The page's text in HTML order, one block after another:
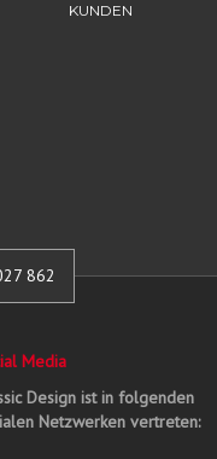
KUNDEN
862
Media
Design ist in folgenden
Netzwerken vertreten: